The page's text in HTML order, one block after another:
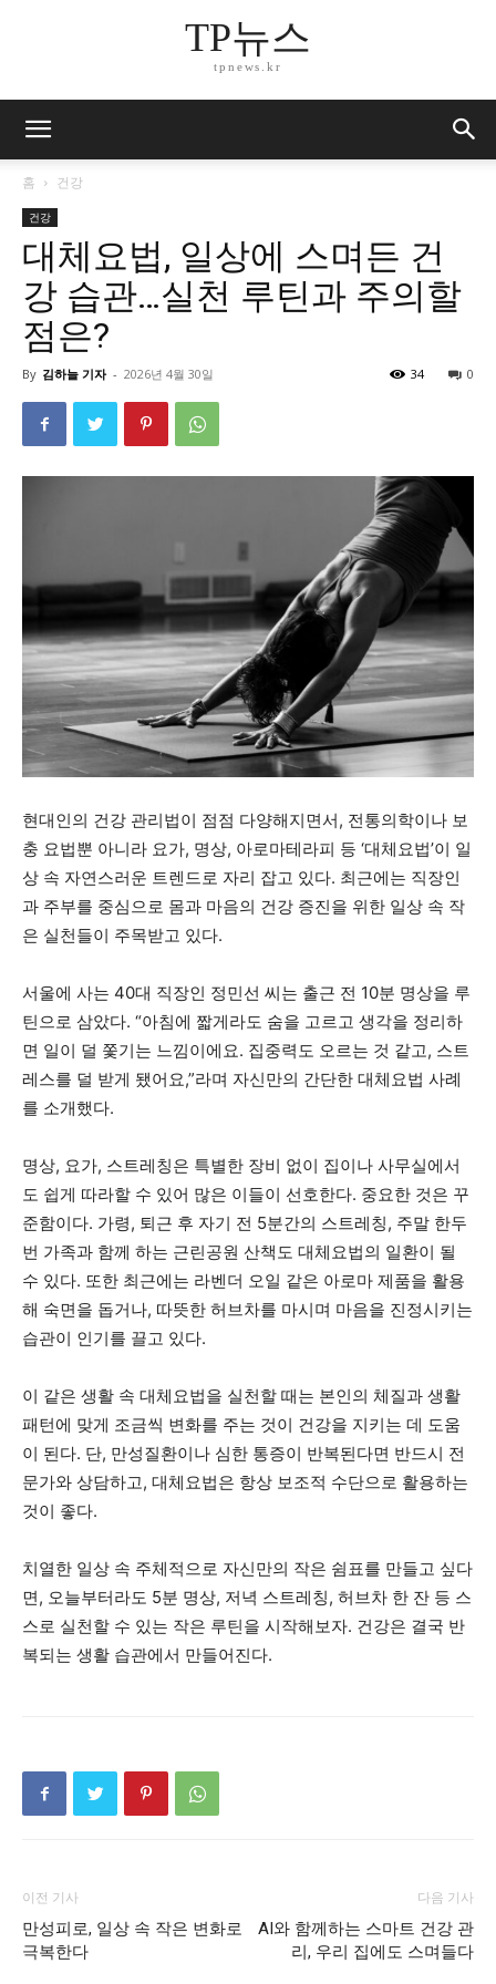
TP뉴스
tpnews.kr
홈 건강
건강
대체요법, 일상에 스며든 건
강 습관…실천 루틴과 주의할
점은?
By 김하늘 기자 - 2026년 4월 30일 0
34
현대인의 건강 관리법이 점점 다양해지면서, 전통의학이나 보
충 요법뿐 아니라 요가, 명상, 아로마테라피 등 ‘대체요법’이 일
상 속 자연스러운 트렌드로 자리 잡고 있다. 최근에는 직장인
과 주부를 중심으로 몸과 마음의 건강 증진을 위한 일상 속 작
은 실천들이 주목받고 있다.
서울에 사는 40대 직장인 정민선 씨는 출근 전 10분 명상을 루
틴으로 삼았다. “아침에 짧게라도 숨을 고르고 생각을 정리하
면 일이 덜 쫓기는 느낌이에요. 집중력도 오르는 것 같고, 스트
레스를 덜 받게 됐어요,”라며 자신만의 간단한 대체요법 사례
를 소개했다.
명상, 요가, 스트레칭은 특별한 장비 없이 집이나 사무실에서
도 쉽게 따라할 수 있어 많은 이들이 선호한다. 중요한 것은 꾸
준함이다. 가령, 퇴근 후 자기 전 5분간의 스트레칭, 주말 한두
번 가족과 함께 하는 근린공원 산책도 대체요법의 일환이 될
수 있다. 또한 최근에는 라벤더 오일 같은 아로마 제품을 활용
해 숙면을 돕거나, 따뜻한 허브차를 마시며 마음을 진정시키는
습관이 인기를 끌고 있다.
이 같은 생활 속 대체요법을 실천할 때는 본인의 체질과 생활
패턴에 맞게 조금씩 변화를 주는 것이 건강을 지키는 데 도움
이 된다. 단, 만성질환이나 심한 통증이 반복된다면 반드시 전
문가와 상담하고, 대체요법은 항상 보조적 수단으로 활용하는
것이 좋다.
치열한 일상 속 주체적으로 자신만의 작은 쉼표를 만들고 싶다
면, 오늘부터라도 5분 명상, 저녁 스트레칭, 허브차 한 잔 등 스
스로 실천할 수 있는 작은 루틴을 시작해보자. 건강은 결국 반
복되는 생활 습관에서 만들어진다.
이전 기사
만성피로, 일상 속 작은 변화로
극복한다
다음 기사
AI와 함께하는 스마트 건강 관
리, 우리 집에도 스며들다